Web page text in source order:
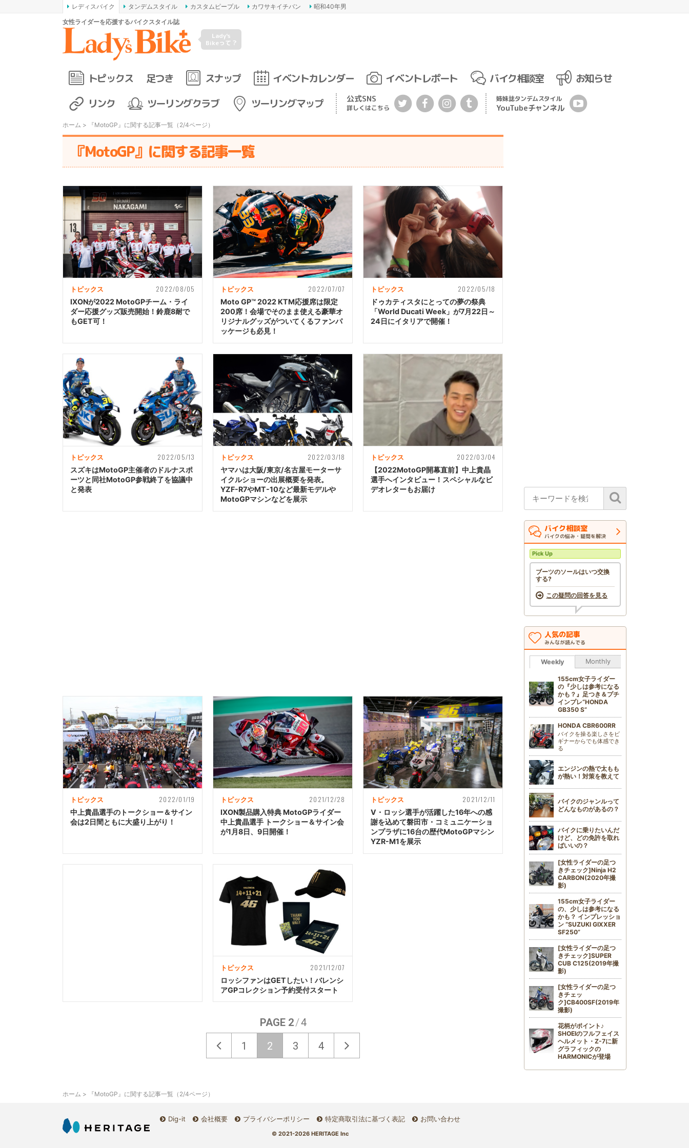
レディスバイク タンデムスタイル カスタムピープル カワサキイチバン
昭和40年男
女性ライダーを応援するバイクスタイル誌
Lady's
Bikeって？
トピックス 足つき スナップ イベントカレンダー イベントレポート バイク相談室
お知らせ
リンク
ツーリングクラブ ツーリングマップ 公式SNS
詳しくはこちら
姉妹誌タンデムスタイル
YouTubeチャンネル
ホーム > 『MotoGP』に関する記事一覧（2/4ページ）
『MotoGP』に関する記事一覧
トピックス 2022/08/05
IXONが2022 MotoGPチーム・ライ
ダー応援グッズ販売開始！鈴鹿8耐で
もGET可！
トピックス 2022/07/07
Moto GP™ 2022 KTM応援席は限定
200席！会場でそのまま使える豪華オ
リジナルグッズがついてくるファンパ
ッケージも必見！
トピックス 2022/05/18
ドゥカティスタにとっての夢の祭典
「World Ducati Week」が7月22日～
24日にイタリアで開催！
トピックス 2022/05/13
スズキはMotoGP主催者のドルナスポ
ーツと同社MotoGP参戦終了を協議中
と発表
トピックス 2022/03/18
ヤマハは大阪/東京/名古屋モーターサ
イクルショーの出展概要を発表。
YZF-R7やMT-10など最新モデルや
MotoGPマシンなどを展示
トピックス 2022/03/04
【2022MotoGP開幕直前】中上貴晶
選手へインタビュー！スペシャルなビ
デオレターもお届け
トピックス 2022/01/19
中上貴晶選手のトークショー＆サイン
会は2日間ともに大盛り上がり！
トピックス 2021/12/28
IXON製品購入特典 MotoGPライダー
中上貴晶選手 トークショー＆サイン会
が1月8日、9日開催！
トピックス 2021/12/11
V・ロッシ選手が活躍した16年への感
謝を込めて磐田市・コミュニケーショ
ンプラザに16台の歴代MotoGPマシン
YZR-M1を展示
トピックス 2021/12/07
ロッシファンはGETしたい！バレンシ
アGPコレクション予約受付スタート
PAGE 2/4
1
2 3 4
バイク相談室
バイクの悩み・疑問を解決
Pick Up
ブーツのソールはいつ交換
する?
この疑問の回答を見る
人気の記事
みんなが読んでる
Weekly Monthly
155cm女子ライダー
の『少しは参考になる
かも？』足つき＆プチ
インプレ“HONDA
GB350 S”
HONDA CBR600RR
バイクを操る楽しさをビ
ギナーからでも体感でき
る
エンジンの熱で太もも
が熱い！対策を教えて
バイクのジャンルって
どんなものがあるの？
バイクに乗りたいんだ
けど、どの免許を取れ
ばいいの？
[女性ライダーの足つ
きチェック]Ninja H2
CARBON(2020年撮
影)
155cm女子ライダー
の、少しは参考になる
かも？ インプレッショ
ン “SUZUKI GIXXER
SF250”
[女性ライダーの足つ
きチェック]SUPER
CUB C125(2019年撮
影)
[女性ライダーの足つ
きチェッ
ク]CB400SF(2019年
撮影)
花柄がポイント♪
SHOEIのフルフェイス
ヘルメット・Z-7に新
グラフィックの
HARMONICが登場
ホーム > 『MotoGP』に関する記事一覧（2/4ページ）
Dig-it 会社概要 プライバシーポリシー 特定商取引法に基づく表記 お問い合わせ
© 2021-2026 HERITAGE Inc